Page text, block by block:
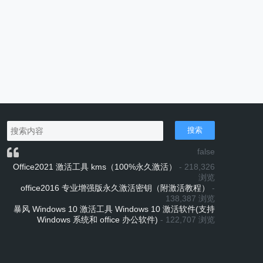
搜索
false
Office2021 激活工具 kms（100%永久激活）
- 218,326
浏览
office2016 专业增强版永久激活密钥（附激活教程）
-
138,387 浏览
暴风 Windows 10 激活工具 Windows 10 激活软件(支持
Windows 系统和 office 办公软件) - 122,707 浏览